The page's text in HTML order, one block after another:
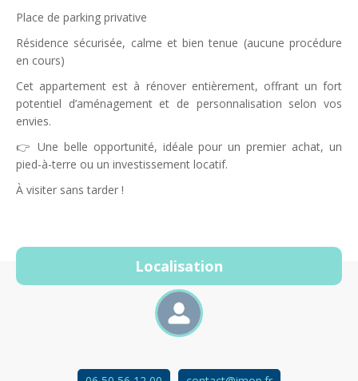
Place de parking privative
Résidence sécurisée, calme et bien tenue (aucune procédure
en cours)
Cet appartement est à rénover entièrement, offrant un fort
potentiel d’aménagement et de personnalisation selon vos
envies.
👉 Une belle opportunité, idéale pour un premier achat, un
pied-à-terre ou un investissement locatif.
À visiter sans tarder !
Localisation